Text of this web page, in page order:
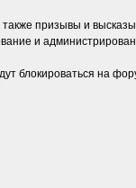
призывы и
и
блокироваться на